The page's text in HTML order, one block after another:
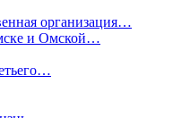
организация…
и Омской…